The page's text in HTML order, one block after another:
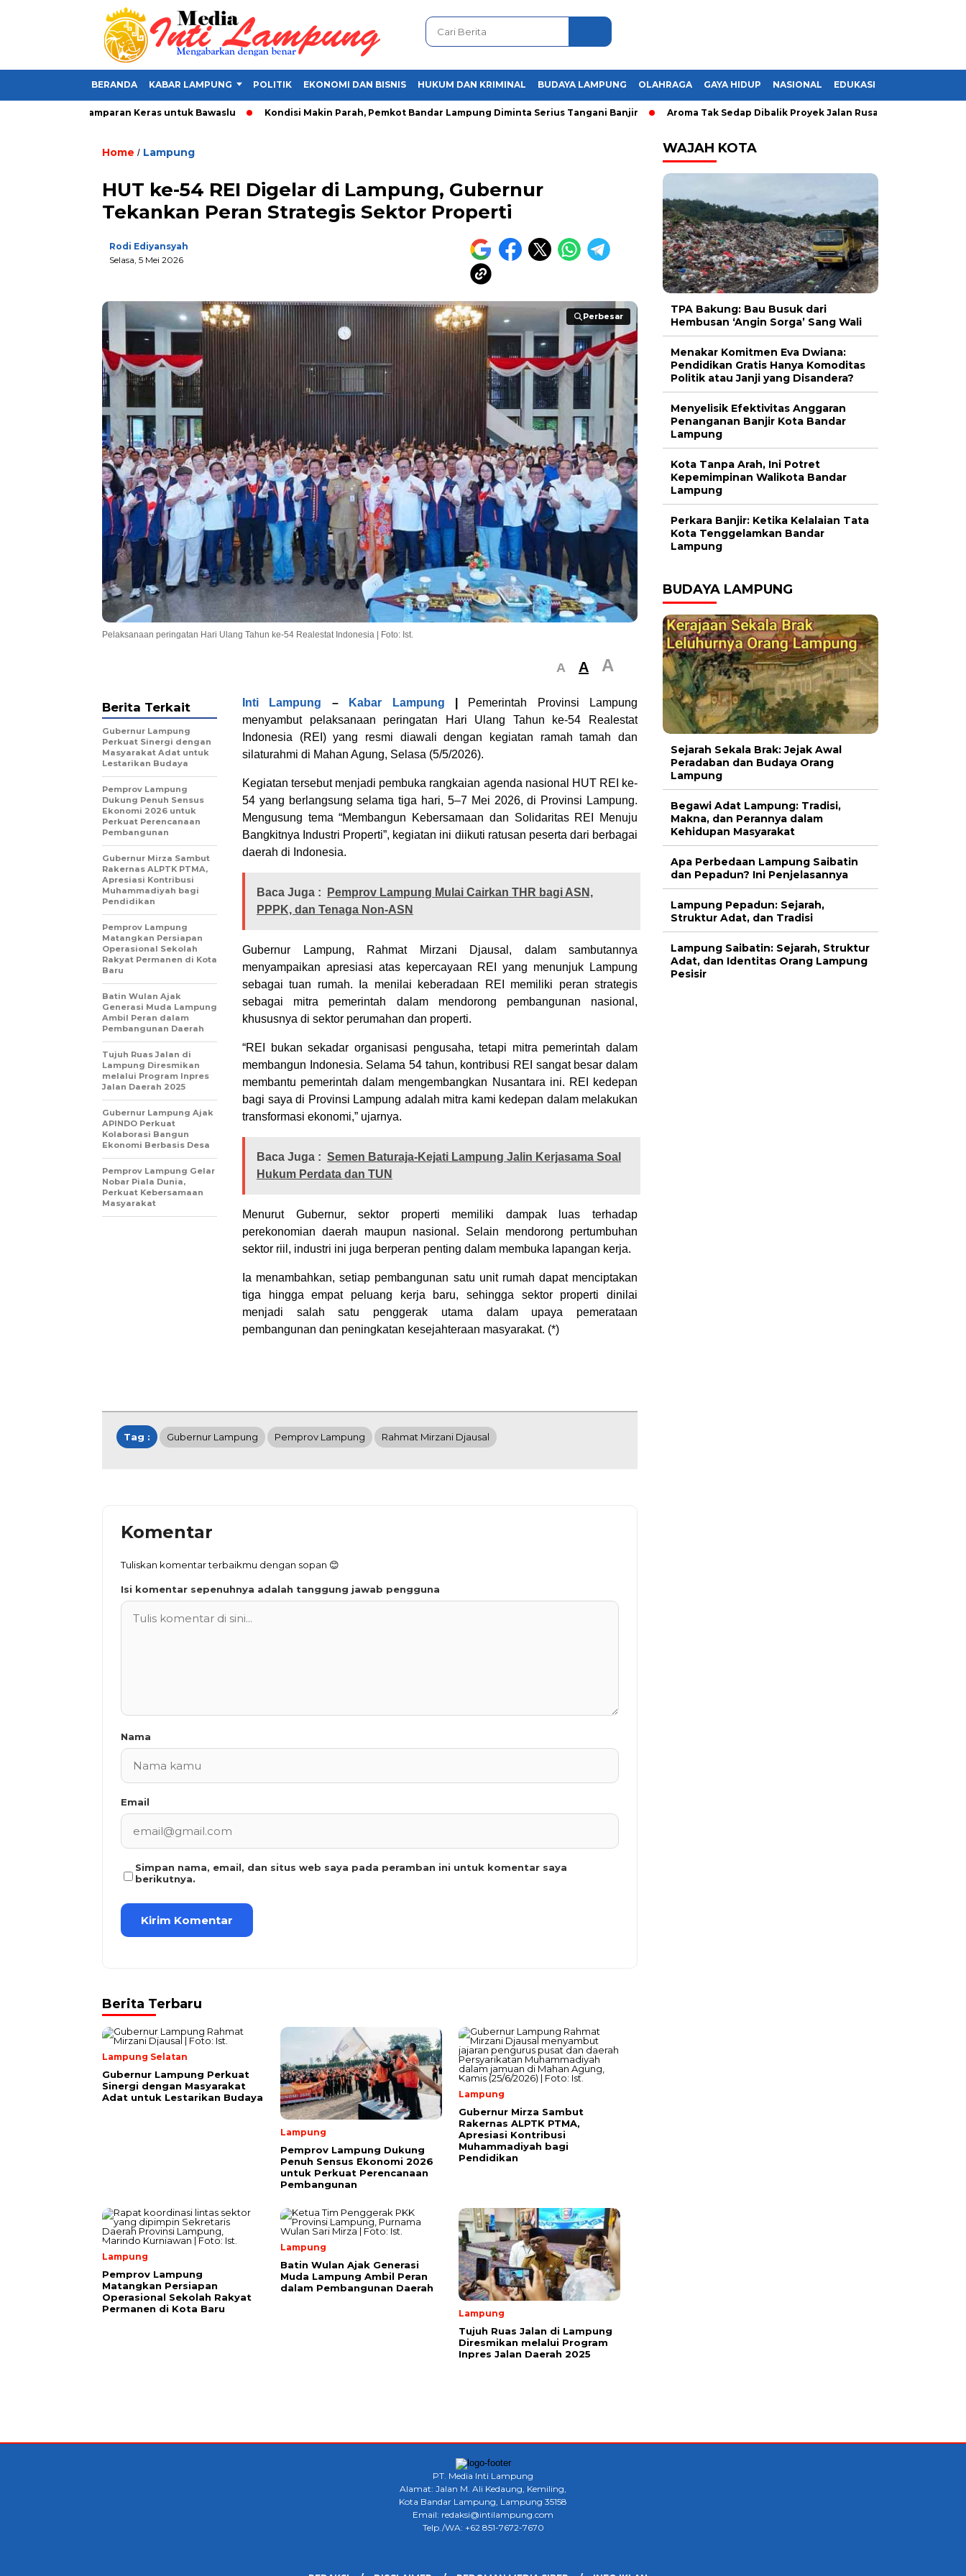
BERANDA KABAR LAMPUNG POLITIK EKONOMI DAN BISNIS HUKUM DAN KRIMINAL BUDAYA LAMPUNG OLAHRAGA GAYA HIDUP NASIONAL EDUKASI
Politik, Tamparan Keras untuk Bawaslu Kondisi Makin Parah, Pemkot Bandar Lampung Diminta Serius Tangani Banjir Aroma Tak Sedap Dibalik Proyek Jalan Rusak di Lampung,
Home / Lampung
HUT ke-54 REI Digelar di Lampung, Gubernur
Tekankan Peran Strategis Sektor Properti
Rodi Ediyansyah
Selasa, 5 Mei 2026
Perbesar
Perbesar
Pelaksanaan peringatan Hari Ulang Tahun ke-54 Realestat Indonesia | Foto: Ist.
A A A
Inti Lampung – Kabar Lampung
Pemerintah Provinsi Lampung
menyambut pelaksanaan peringatan Hari Ulang Tahun ke-54 Realestat
Indonesia (REI) yang resmi diawali dengan kegiatan ramah tamah dan
silaturahmi di Mahan Agung, Selasa (5/5/2026).
Kegiatan tersebut menjadi pembuka rangkaian agenda nasional HUT REI ke-
54 yang berlangsung selama tiga hari, 5–7 Mei 2026, di Provinsi Lampung.
Mengusung tema “Membangun Kebersamaan dan Solidaritas REI Menuju
Bangkitnya Industri Properti”, kegiatan ini diikuti ratusan peserta dari berbagai
daerah di Indonesia.
Baca Juga :
Pemprov Lampung Mulai Cairkan THR bagi ASN,
PPPK, dan Tenaga Non-ASN
Gubernur Lampung, Rahmat Mirzani Djausal, dalam sambutannya
menyampaikan apresiasi atas kepercayaan REI yang menunjuk Lampung
sebagai tuan rumah. Ia menilai keberadaan REI memiliki peran strategis
sebagai mitra pemerintah dalam mendorong pembangunan nasional,
khususnya di sektor perumahan dan properti.
“REI bukan sekadar organisasi pengusaha, tetapi mitra pemerintah dalam
membangun Indonesia. Selama 54 tahun, kontribusi REI sangat besar dalam
membantu pemerintah dalam mengembangkan Nusantara ini. REI kedepan
bagi saya di Provinsi Lampung adalah mitra kami kedepan dalam melakukan
transformasi ekonomi,” ujarnya.
Baca Juga : Semen Baturaja-Kejati Lampung Jalin Kerjasama Soal
Hukum Perdata dan TUN
Menurut Gubernur, sektor properti memiliki dampak luas terhadap
perekonomian daerah maupun nasional. Selain mendorong pertumbuhan
sektor riil, industri ini juga berperan penting dalam membuka lapangan kerja.
Ia menambahkan, setiap pembangunan satu unit rumah dapat menciptakan
tiga hingga empat peluang kerja baru, sehingga sektor properti dinilai
menjadi salah satu penggerak utama dalam upaya pemerataan
pembangunan dan peningkatan kesejahteraan masyarakat. (*)
Berita Terkait
Gubernur Lampung
Perkuat Sinergi dengan
Masyarakat Adat untuk
Lestarikan Budaya
Pemprov Lampung
Dukung Penuh Sensus
Ekonomi 2026 untuk
Perkuat Perencanaan
Pembangunan
Gubernur Mirza Sambut
Rakernas ALPTK PTMA,
Apresiasi Kontribusi
Muhammadiyah bagi
Pendidikan
Pemprov Lampung
Matangkan Persiapan
Operasional Sekolah
Rakyat Permanen di Kota
Baru
Batin Wulan Ajak
Generasi Muda Lampung
Ambil Peran dalam
Pembangunan Daerah
Tujuh Ruas Jalan di
Lampung Diresmikan
melalui Program Inpres
Jalan Daerah 2025
Gubernur Lampung Ajak
APINDO Perkuat
Kolaborasi Bangun
Ekonomi Berbasis Desa
Pemprov Lampung Gelar
Nobar Piala Dunia,
Perkuat Kebersamaan
Masyarakat
Tag : Gubernur Lampung Pemprov Lampung Rahmat Mirzani Djausal
Komentar
Tuliskan komentar terbaikmu dengan sopan 😊
Isi komentar sepenuhnya adalah tanggung jawab pengguna
Nama
Email
Simpan nama, email, dan situs web saya pada peramban ini untuk komentar saya
berikutnya.
Berita Terbaru
Lampung Selatan
Gubernur Lampung Perkuat
Sinergi dengan Masyarakat
Adat untuk Lestarikan Budaya
Lampung
Pemprov Lampung Dukung
Penuh Sensus Ekonomi 2026
untuk Perkuat Perencanaan
Pembangunan
Lampung
Gubernur Mirza Sambut
Rakernas ALPTK PTMA,
Apresiasi Kontribusi
Muhammadiyah bagi
Pendidikan
Lampung
Pemprov Lampung
Matangkan Persiapan
Operasional Sekolah Rakyat
Permanen di Kota Baru
Lampung
Batin Wulan Ajak Generasi
Muda Lampung Ambil Peran
dalam Pembangunan Daerah
Lampung
Tujuh Ruas Jalan di Lampung
Diresmikan melalui Program
Inpres Jalan Daerah 2025
WAJAH KOTA
TPA Bakung: Bau Busuk dari
Hembusan ‘Angin Sorga’ Sang Wali
Menakar Komitmen Eva Dwiana:
Pendidikan Gratis Hanya Komoditas
Politik atau Janji yang Disandera?
Menyelisik Efektivitas Anggaran
Penanganan Banjir Kota Bandar
Lampung
Kota Tanpa Arah, Ini Potret
Kepemimpinan Walikota Bandar
Lampung
Perkara Banjir: Ketika Kelalaian Tata
Kota Tenggelamkan Bandar
Lampung
BUDAYA LAMPUNG
Sejarah Sekala Brak: Jejak Awal
Peradaban dan Budaya Orang
Lampung
Begawi Adat Lampung: Tradisi,
Makna, dan Perannya dalam
Kehidupan Masyarakat
Apa Perbedaan Lampung Saibatin
dan Pepadun? Ini Penjelasannya
Lampung Pepadun: Sejarah,
Struktur Adat, dan Tradisi
Lampung Saibatin: Sejarah, Struktur
Adat, dan Identitas Orang Lampung
Pesisir
PT. Media Inti Lampung
Alamat: Jalan M. Ali Kedaung, Kemiling,
Kota Bandar Lampung, Lampung 35158
Email: redaksi@intilampung.com
Telp./WA: +62 851-7672-7670